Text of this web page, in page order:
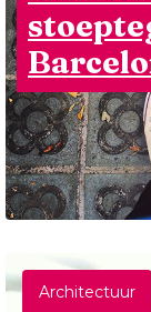
Architectuur